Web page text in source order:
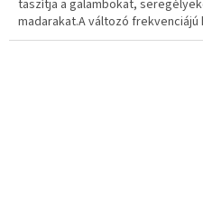
taszítja a galambokat,
madarakat.A változó frekvenciájú